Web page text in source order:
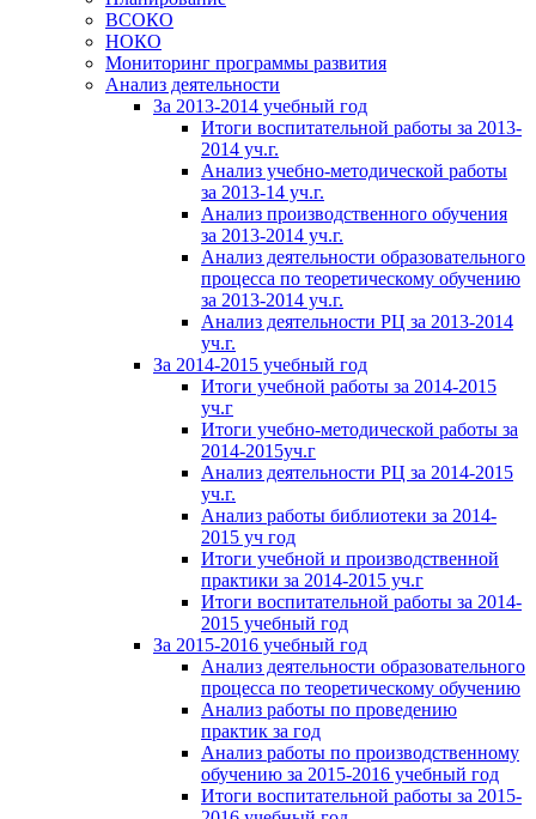
ВСОКО
НОКО
Мониторинг программы развития
Анализ деятельности
За 2013-2014 учебный год
Итоги воспитательной работы за 2013-
2014 уч.г.
Анализ учебно-методической работы
за 2013-14 уч.г.
Анализ производственного обучения
за 2013-2014 уч.г.
Анализ деятельности образовательного
процесса по теоретическому обучению
за 2013-2014 уч.г.
Анализ деятельности РЦ за 2013-2014
уч.г.
За 2014-2015 учебный год
Итоги учебной работы за 2014-2015
уч.г
Итоги учебно-методической работы за
2014-2015уч.г
Анализ деятельности РЦ за 2014-2015
уч.г.
Анализ работы библиотеки за 2014-
2015 уч год
Итоги учебной и производственной
практики за 2014-2015 уч.г
Итоги воспитательной работы за 2014-
2015 учебный год
За 2015-2016 учебный год
Анализ деятельности образовательного
процесса по теоретическому обучению
Анализ работы по проведению
практик за год
Анализ работы по производственному
обучению за 2015-2016 учебный год
Итоги воспитательной работы за 2015-